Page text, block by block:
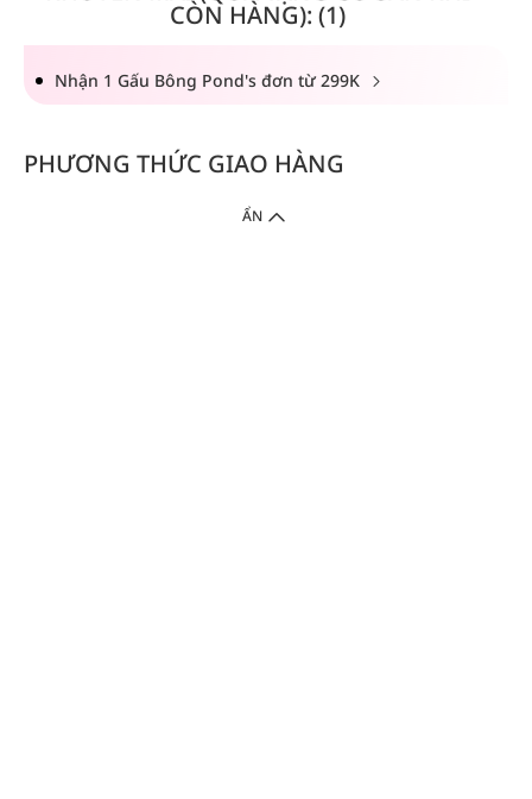
CÒN HÀNG): (1)
Nhận 1 Gấu Bông Pond's đơn từ 299K
PHƯƠNG THỨC GIAO HÀNG
ẨN